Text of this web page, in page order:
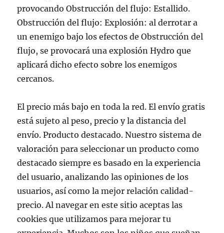
provocando Obstrucción del flujo: Estallido.
Obstrucción del flujo: Explosión: al derrotar a
un enemigo bajo los efectos de Obstrucción del
flujo, se provocará una explosión Hydro que
aplicará dicho efecto sobre los enemigos
cercanos.
El precio más bajo en toda la red. El envío gratis
está sujeto al peso, precio y la distancia del
envío. Producto destacado. Nuestro sistema de
valoración para seleccionar un producto como
destacado siempre es basado en la experiencia
del usuario, analizando las opiniones de los
usuarios, así como la mejor relación calidad-
precio. Al navegar en este sitio aceptas las
cookies que utilizamos para mejorar tu